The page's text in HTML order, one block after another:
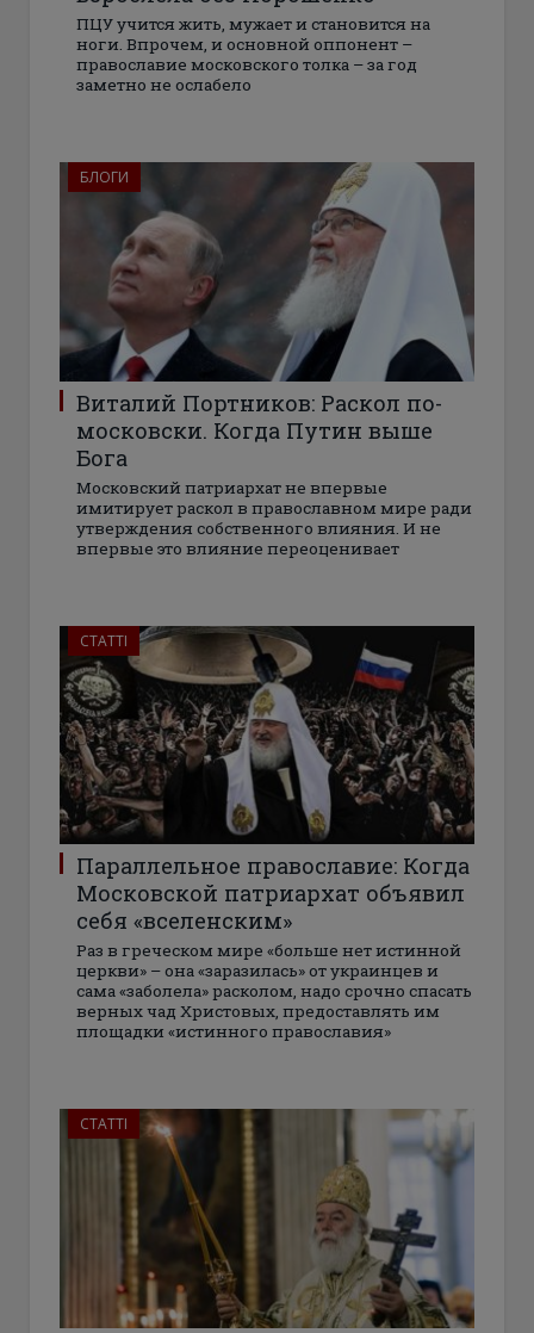
ПЦУ учится жить, мужает и становится на
ноги. Впрочем, и основной оппонент –
православие московского толка – за год
заметно не ослабело
БЛОГИ
Виталий Портников: Раскол по-
московски. Когда Путин выше
Бога
Московский патриархат не впервые
имитирует раскол в православном мире ради
утверждения собственного влияния. И не
впервые это влияние переоценивает
СТАТТІ
Параллельное православие: Когда
Московской патриархат объявил
себя «вселенским»
Раз в греческом мире «больше нет истинной
церкви» – она «заразилась» от украинцев и
сама «заболела» расколом, надо срочно спасать
верных чад Христовых, предоставлять им
площадки «истинного православия»
СТАТТІ